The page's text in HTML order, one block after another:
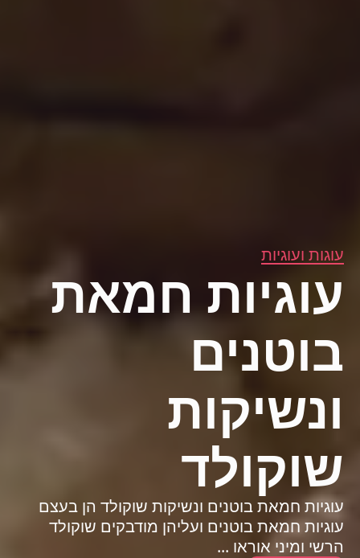
עוגות ועוגיות
עוגיות חמאת
בוטנים
ונשיקות
שוקולד
עוגיות חמאת בוטנים ונשיקות שוקולד הן בעצם
עוגיות חמאת בוטנים ועליהן מודבקים שוקולד
הרשי ומיני אוראו ...